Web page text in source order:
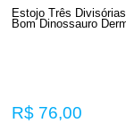
Estojo Três
Bom Dinossauro
R$ 76,00